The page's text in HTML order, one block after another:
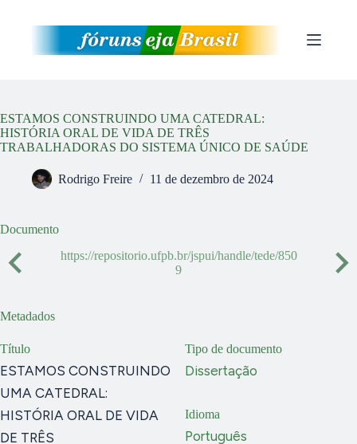
ESTAMOS CONSTRUINDO UMA CATEDRAL:
HISTÓRIA ORAL DE VIDA DE TRÊS
TRABALHADORAS DO SISTEMA ÚNICO DE SAÚDE
Rodrigo Freire 11 de dezembro de 2024
Documento
https://repositorio.ufpb.br/jspui/handle/tede/850
9
Metadados
Título
ESTAMOS CONSTRUINDO
UMA CATEDRAL:
HISTÓRIA ORAL DE VIDA
DE TRÊS
Tipo de documento
Dissertação
Idioma
Português